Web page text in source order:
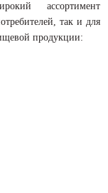
ассортимент
так и для
продукции: